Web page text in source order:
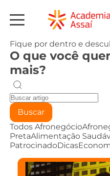
Fique por dentro e
O que você
mais?
Buscar
Todos Afronegócio
PretaAlimentação
PatrocinadoDicas